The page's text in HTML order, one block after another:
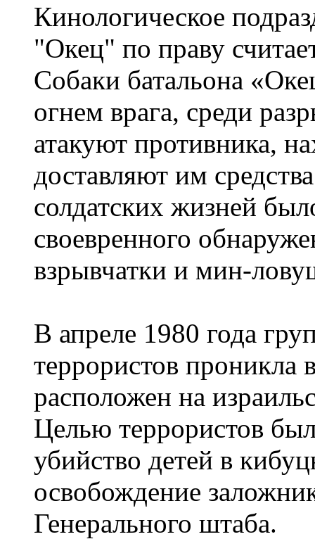
Кинологическое
"Окец" по праву
Собаки батальона
огнем врага, среди
атакуют противника,
доставляют им
солдатских жизней
своевренного
взрывчатки и мин-
В апреле 1980 года
террористов
расположен на
Целью террористов
убийство детей в
освобождение
Генерального штаба.